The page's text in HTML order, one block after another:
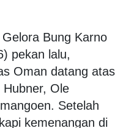
Bung Karno
pekan lalu,
Oman datang atas
Ole
Setelah
kemenangan di